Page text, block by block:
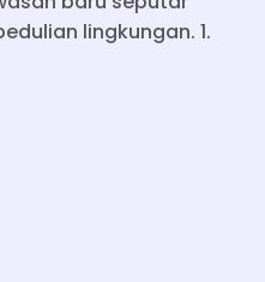
lingkungan. 1.